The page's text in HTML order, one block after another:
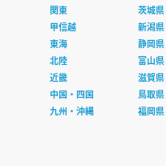
関東
茨城県
甲信越
新潟県
東海
静岡県
北陸
富山県
近畿
滋賀県
中国・四国
鳥取県
九州・沖縄
福岡県